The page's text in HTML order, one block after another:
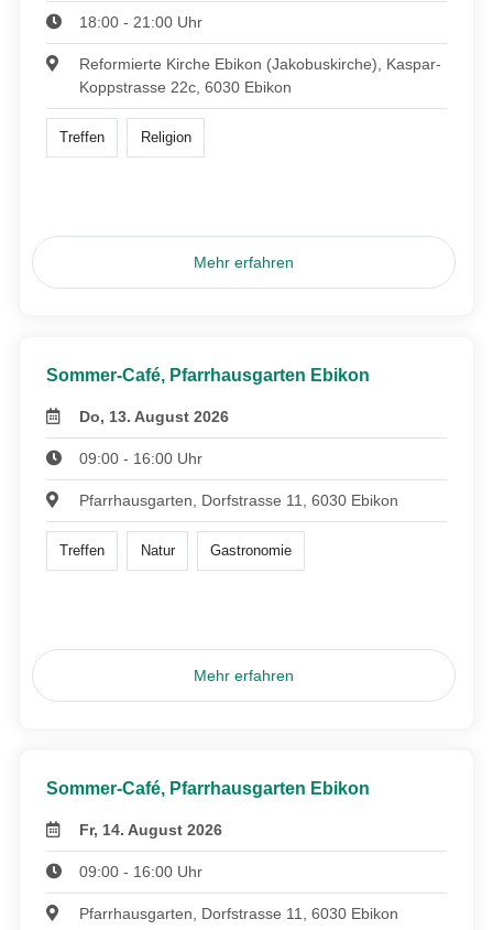
18:00 - 21:00 Uhr
Reformierte Kirche Ebikon (Jakobuskirche), Kaspar-
Koppstrasse 22c, 6030 Ebikon
Treffen Religion
Mehr erfahren
Sommer-Café, Pfarrhausgarten Ebikon
Do, 13. August 2026
09:00 - 16:00 Uhr
Pfarrhausgarten, Dorfstrasse 11, 6030 Ebikon
Treffen Natur Gastronomie
Mehr erfahren
Sommer-Café, Pfarrhausgarten Ebikon
Fr, 14. August 2026
09:00 - 16:00 Uhr
Pfarrhausgarten, Dorfstrasse 11, 6030 Ebikon